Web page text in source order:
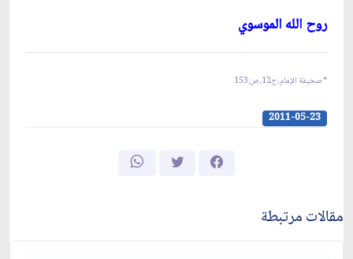
روح الله الموسوي‏
* صحيفة الإمام، ج12، ص: 153
2011-05-23
مقالات مرتبطة